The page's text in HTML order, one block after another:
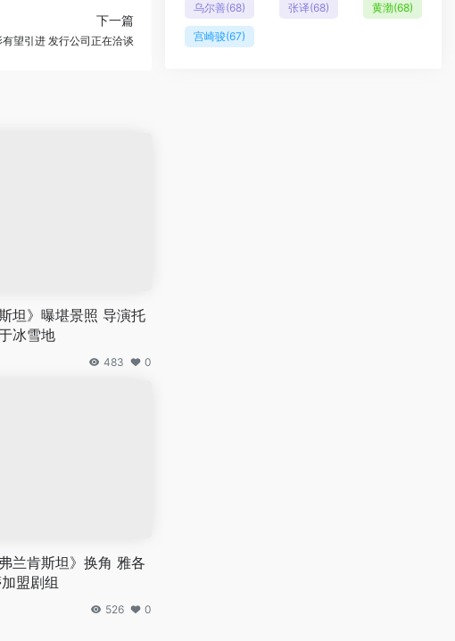
下一篇
望引进 发行公司正在洽谈
坦》曝堪景照 导演托
冰雪地
483 0
兰肯斯坦》换角 雅各
盟剧组
526 0
乌尔善(68) 张译(68) 黄渤(68)
宫崎骏(67)